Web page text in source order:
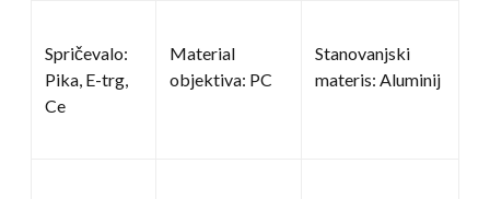
Spričevalo:
Pika, E-trg,
Ce
Material
objektiva: PC
Stanovanjski
materis: Aluminij